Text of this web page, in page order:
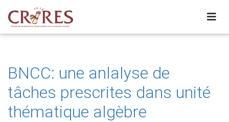
BNCC: une anlalyse de
tâches prescrites dans unité
thématique algèbre